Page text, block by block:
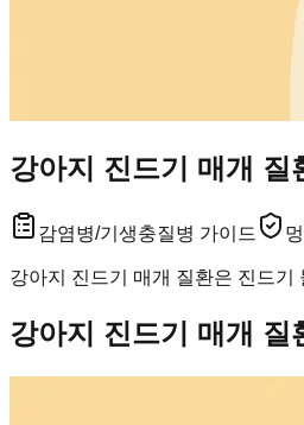
강아지 진드기 매개 질
감염병/기생충질병 가이드
강아지 진드기 매개 질환은 진드기
강아지 진드기 매개 질